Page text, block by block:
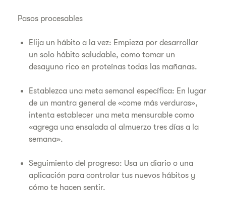
Pasos procesables
Elija un hábito a la vez: Empieza por desarrollar
un solo hábito saludable, como tomar un
desayuno rico en proteínas todas las mañanas.
Establezca una meta semanal específica: En lugar
de un mantra general de «come más verduras»,
intenta establecer una meta mensurable como
«agrega una ensalada al almuerzo tres días a la
semana».
Seguimiento del progreso: Usa un diario o una
aplicación para controlar tus nuevos hábitos y
cómo te hacen sentir.